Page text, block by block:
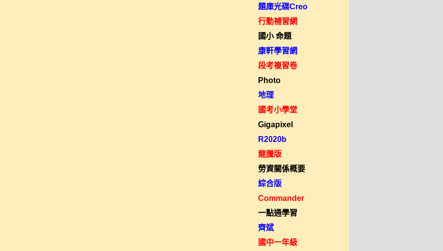
題庫光碟Creo
行動補習網
國小 命題
康軒學習網
段考複習卷
Photo
地理
國考小學堂
Gigapixel
R2020b
龍騰版
勞資關係概要
綜合版
Commander
一點通學習
齊斌
國中一年級